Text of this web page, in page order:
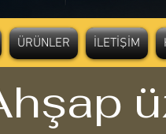
ÜRÜNLER İLETİŞİM